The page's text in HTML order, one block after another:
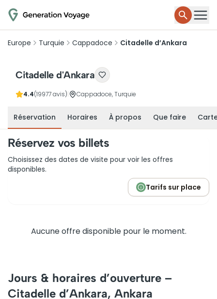
Europe Turquie Cappadoce Citadelle d’Ankara
Citadelle d'Ankara
4.4(19977 avis) Cappadoce, Turquie
Réservation Horaires À propos Que faire
Réservez vos billets
Choisissez des dates de visite pour voir les offres
disponibles.
Tarifs sur place
Aucune offre disponible pour le moment.
Jours & horaires d’ouverture –
Citadelle d’Ankara, Ankara